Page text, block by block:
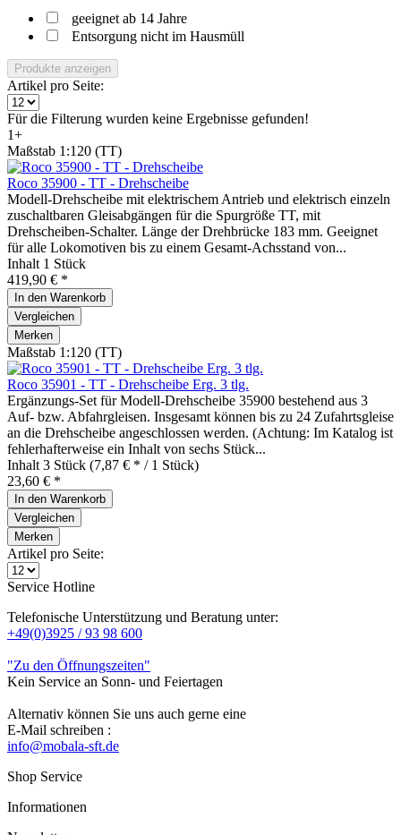
geeignet ab 14 Jahre
Entsorgung nicht im Hausmüll
Produkte anzeigen
Artikel pro Seite:
Für die Filterung wurden keine Ergebnisse gefunden!
1+
Maßstab 1:120 (TT)
Roco 35900 - TT - Drehscheibe
Modell-Drehscheibe mit elektrischem Antrieb und elektrisch einzeln
zuschaltbaren Gleisabgängen für die Spurgröße TT, mit
Drehscheiben-Schalter. Länge der Drehbrücke 183 mm. Geeignet
für alle Lokomotiven bis zu einem Gesamt-Achsstand von...
Inhalt 1 Stück
419,90 € *
In den Warenkorb
Vergleichen
Merken
Maßstab 1:120 (TT)
Roco 35901 - TT - Drehscheibe Erg. 3 tlg.
Ergänzungs-Set für Modell-Drehscheibe 35900 bestehend aus 3
Auf- bzw. Abfahrgleisen. Insgesamt können bis zu 24 Zufahrtsgleise
an die Drehscheibe angeschlossen werden. (Achtung: Im Katalog ist
fehlerhafterweise ein Inhalt von sechs Stück...
Inhalt 3 Stück (7,87 € * / 1 Stück)
23,60 € *
In den Warenkorb
Vergleichen
Merken
Artikel pro Seite:
Service Hotline
Telefonische Unterstützung und Beratung unter:
+49(0)3925 / 93 98 600
"Zu den Öffnungszeiten"
Kein Service an Sonn- und Feiertagen
Alternativ können Sie uns auch gerne eine
E-Mail schreiben :
info@mobala-sft.de
Shop Service
Informationen